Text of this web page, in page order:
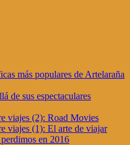
más populares de Artelaraña
de sus espectaculares
viajes (2): Road Movies
viajes (1): El arte de viajar
en 2016